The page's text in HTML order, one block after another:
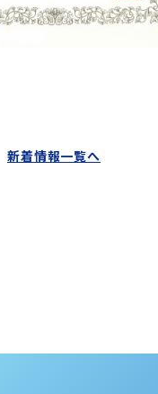
新着情報一覧へ